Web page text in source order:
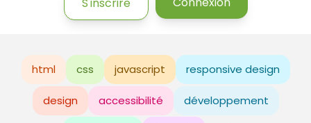
html css javascript responsive design
design accessibilité développement